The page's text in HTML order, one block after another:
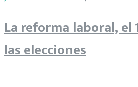
La reforma laboral, el
las elecciones